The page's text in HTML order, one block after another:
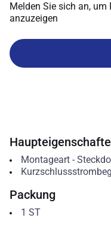
Melden Sie sich an,
anzuzeigen
Montageart-
Packung
1 ST